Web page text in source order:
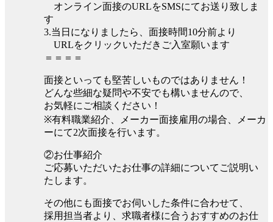
オンライン面接のURLをSMSにてお送り致しま
す
3.当日になりましたら、面接時間10分前より
URLをクリックいただきご入室願います
＝＝＝＝
面接といっても堅苦しいものではありません！
どんな些細な疑問や不安でも構いませんので、
お気軽にご相談ください！
※有料職業紹介、メーカー面接雇用の場合、メーカ
ーにて2次面接を行います。
②お仕事紹介
ご応募いただいたお仕事の詳細についてご説明い
たします。
その他にも面接でお伺いした条件に合わせて、
採用担当者より、求職者様に合うおすすめのお仕